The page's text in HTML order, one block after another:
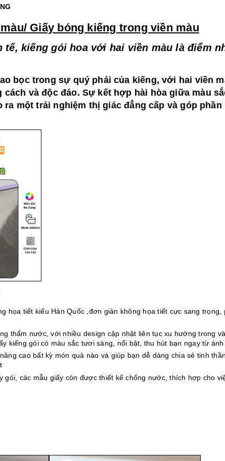
Giấy bóng kiếng trong viền màu
tế, kiếng gói hoa với hai viền màu là điểm
bọc trong sự quý phái của kiếng, với hai viền
và độc đáo. Sự kết hợp hài hòa giữa màu
ra một trải nghiệm thị giác đẳng cấp và góp
họa tiết kiểu Hàn Quốc ,đơn giản không họa tiết cực sang
thấm nước, với nhiều design cập nhật liên tục xu hướng trong
kiếng gói có màu sắc tươi sáng, nổi bật, thu hút bạn ngay từ ánh
cao bất kỳ món quà nào và giúp bạn dễ dàng chia sẻ tinh
gói, các mẫu giấy còn được thiết kế chống nước, thích hợp cho